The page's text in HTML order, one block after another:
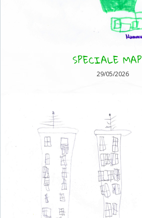
SPECIALE
29/05/2026